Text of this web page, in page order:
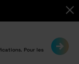
Pour les